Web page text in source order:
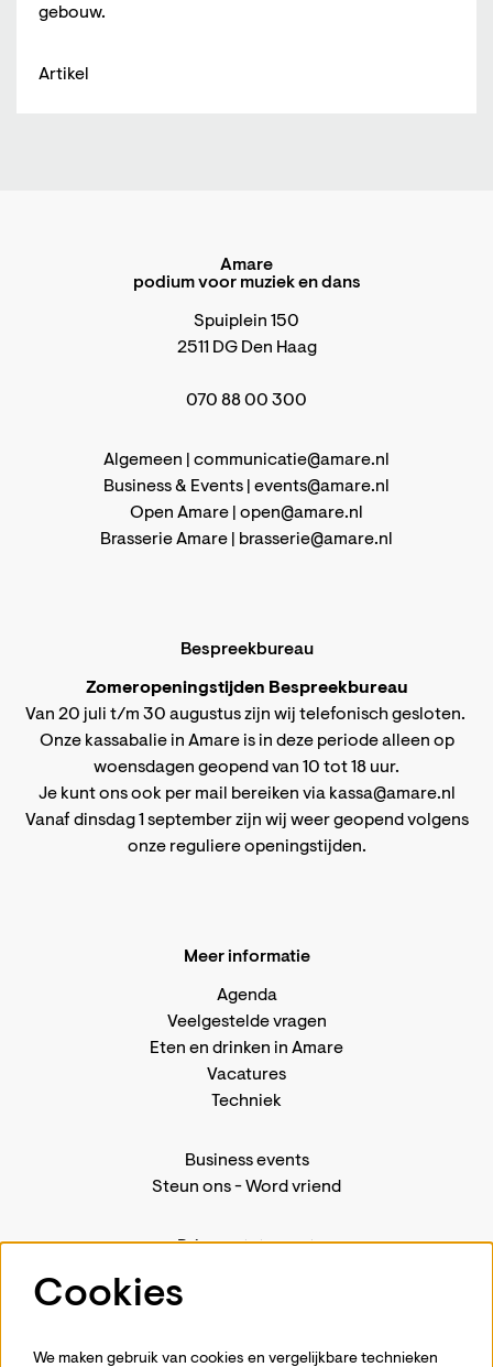
gebouw.
Artikel
Amare
podium voor muziek en dans
Spuiplein 150
2511 DG Den Haag
070 88 00 300
Algemeen | communicatie@amare.nl
Business & Events | events@amare.nl
Open Amare | open@amare.nl
Brasserie Amare |
brasserie@amare.nl
Bespreekbureau
Zomeropeningstijden Bespreekbureau
Van 20 juli t/m 30 augustus zijn wij telefonisch gesloten.
Onze kassabalie in Amare is in deze periode alleen op
woensdagen geopend van 10 tot 18 uur.
Je kunt ons ook per mail bereiken via kassa@amare.nl
Vanaf dinsdag 1 september zijn wij weer geopend volgens
onze reguliere openingstijden.
Meer informatie
Agenda
Veelgestelde vragen
Eten en drinken in Amare
Vacatures
Techniek
Business events
Steun ons-Word vriend
Privacystatement
Cookies
We maken gebruik van cookies en vergelijkbare technieken